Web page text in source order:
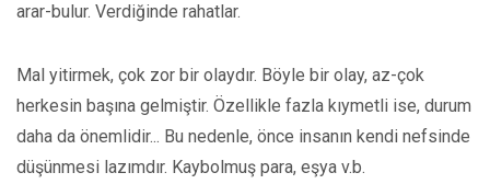
arar-bulur. Verdiğinde rahatlar.
Mal yitirmek, çok zor bir olaydır. Böyle bir olay, az-çok
herkesin başına gelmiştir. Özellikle fazla kıymetli ise, durum
daha da önemlidir... Bu nedenle, önce insanın kendi nefsinde
düşünmesi lazımdır. Kaybolmuş para, eşya v.b.